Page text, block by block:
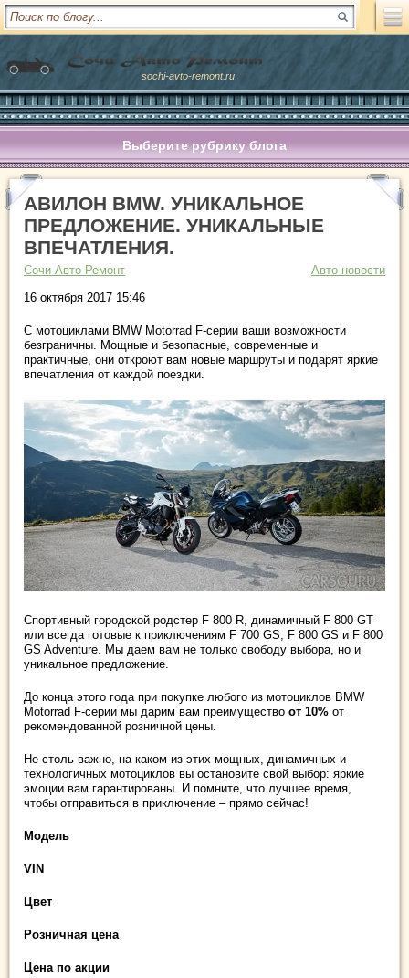
sochi-avto-remont.ru
Выберите рубрику блога
АВИЛОН BMW. УНИКАЛЬНОЕ
ПРЕДЛОЖЕНИЕ. УНИКАЛЬНЫЕ
ВПЕЧАТЛЕНИЯ.
Сочи Авто Ремонт
Авто новости
16 октября 2017 15:46
С мотоциклами BMW Motorrad F-серии ваши возможности
безграничны. Мощные и безопасные, современные и
практичные, они откроют вам новые маршруты и подарят яркие
впечатления от каждой поездки.
Спортивный городской родстер F 800 R, динамичный F 800 GT
или всегда готовые к приключениям F 700 GS, F 800 GS и F 800
GS Adventure. Мы даем вам не только свободу выбора, но и
уникальное предложение.
До конца этого года при покупке любого из мотоциклов BMW
Motorrad F-серии мы дарим вам преимущество от 10% от
рекомендованной розничной цены.
Не столь важно, на каком из этих мощных, динамичных и
технологичных мотоциклов вы остановите свой выбор: яркие
эмоции вам гарантированы. И помните, что лучшее время,
чтобы отправиться в приключение – прямо сейчас!
Модель
VIN
Цвет
Розничная цена
Цена по акции